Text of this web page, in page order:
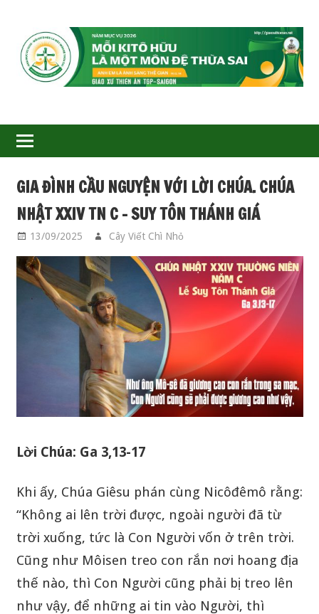
GIÁO
XỨ
THIÊN
ÂN-
TGP
SAIGON
GIA ĐÌNH CẦU NGUYỆN VỚI LỜI CHÚA. CHÚA
NHẬT XXIV TN C – SUY TÔN THÁNH GIÁ
13/09/2025 Cây Viết Chì Nhỏ
Lời Chúa: Ga 3,13-17
Khi ấy, Chúa Giêsu phán cùng Nicôđêmô rằng:
“Không ai lên trời được, ngoài người đã từ
trời xuống, tức là Con Người vốn ở trên trời.
Cũng như Môisen treo con rắn nơi hoang địa
thế nào, thì Con Người cũng phải bị treo lên
như vậy, để những ai tin vào Người, thì